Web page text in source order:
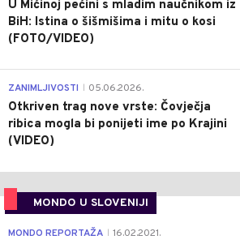
U Mićinoj pećini s mladim naučnikom iz
BiH: Istina o šišmišima i mitu o kosi
(FOTO/VIDEO)
ZANIMLJIVOSTI 05.06.2026.
Otkriven trag nove vrste: Čovječja
ribica mogla bi ponijeti ime po Krajini
(VIDEO)
MONDO U SLOVENIJI
MONDO REPORTAŽA 16.02.2021.